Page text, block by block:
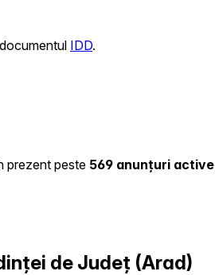
IDD.
prezent peste 569 anunțuri active
de Județ (Arad)